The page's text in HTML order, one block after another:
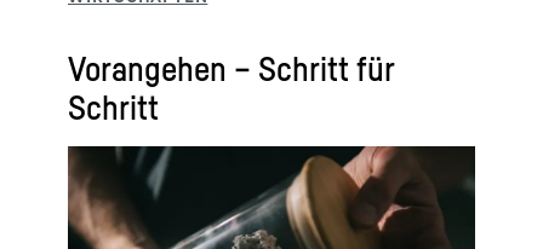
Vorangehen – Schritt für
Schritt